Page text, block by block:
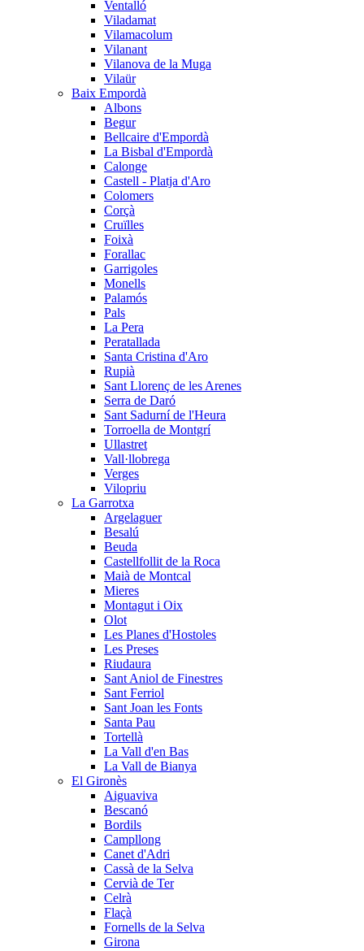
Ventalló
Viladamat
Vilamacolum
Vilanant
Vilanova de la Muga
Vilaür
Baix Empordà
Albons
Begur
Bellcaire d'Empordà
La Bisbal d'Empordà
Calonge
Castell - Platja d'Aro
Colomers
Corçà
Cruïlles
Foixà
Forallac
Garrigoles
Monells
Palamós
Pals
La Pera
Peratallada
Santa Cristina d'Aro
Rupià
Sant Llorenç de les Arenes
Serra de Daró
Sant Sadurní de l'Heura
Torroella de Montgrí
Ullastret
Vall·llobrega
Verges
Vilopriu
La Garrotxa
Argelaguer
Besalú
Beuda
Castellfollit de la Roca
Maià de Montcal
Mieres
Montagut i Oix
Olot
Les Planes d'Hostoles
Les Preses
Riudaura
Sant Aniol de Finestres
Sant Ferriol
Sant Joan les Fonts
Santa Pau
Tortellà
La Vall d'en Bas
La Vall de Bianya
El Gironès
Aiguaviva
Bescanó
Bordils
Campllong
Canet d'Adri
Cassà de la Selva
Cervià de Ter
Celrà
Flaçà
Fornells de la Selva
Girona